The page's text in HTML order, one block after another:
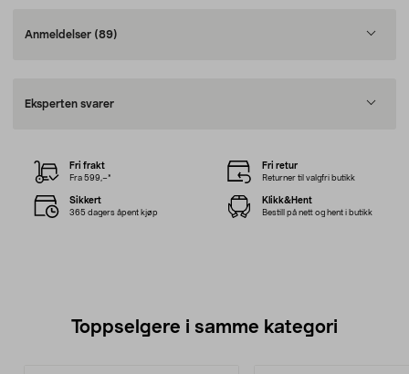
Anmeldelser (89)
Eksperten svarer
Fri frakt
Fra 599,–*
Fri retur
Returner til valgfri butikk
Sikkert
365 dagers åpent kjøp
Klikk&Hent
Bestill på nett og hent i butikk
Toppselgere i samme kategori